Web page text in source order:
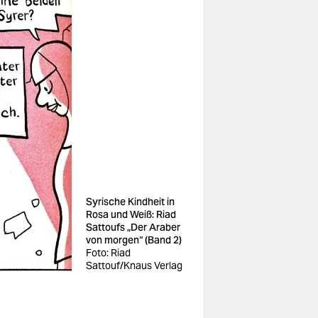
Syrische Kindheit in
Rosa und Weiß: Riad
Sattoufs „Der Araber
von morgen“ (Band 2)
Foto: Riad
Sattouf/Knaus Verlag